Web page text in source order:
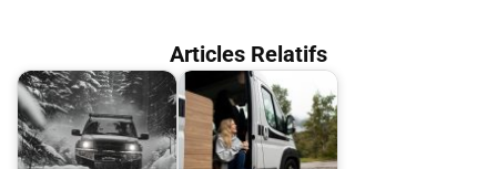
Articles Relatifs